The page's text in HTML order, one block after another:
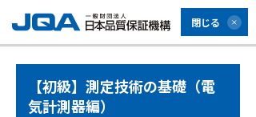
閉じる
【初級】測定技術の基礎（電
気計測器編）